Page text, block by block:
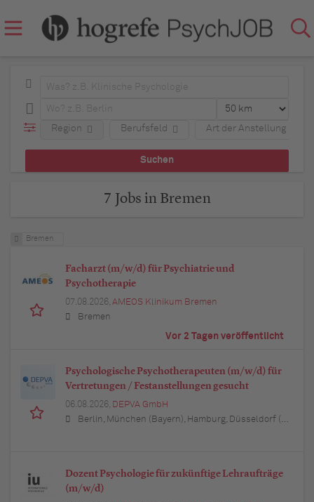
Berufsfeld Art der Anstellung
Region
7 Jobs in Bremen
Bremen
Facharzt (m/w/d) für Psychiatrie und
Psychotherapie
07.08.2026, AMEOS Klinikum Bremen
Bremen
Vor 2 Tagen veröffentlicht
Psychologische Psychotherapeuten (m/w/d) für
Vertretungen / Festanstellungen gesucht
06.08.2026, DEPVA GmbH
Berlin, München (Bayern), Hamburg, Düsseldorf (Nordrhein-Westfalen), Köln (Nordrhein-Westfalen), Essen (Nordrhein-Westfalen), Dortmund (Nordrhein-Westfalen), Stuttgart (Baden-Württemberg), Heilbronn (Baden-Württemberg), Hannover (Niedersachsen), Rostock (Mecklenburg-Vorpommern), Kiel (Schleswig-Holstein), Augsburg (Bayern), Nürnberg (Bayern), Frankfurt am Main (Hessen), Bremen, Schwerin (Mecklenburg-Vorpommern), Mainz (Rheinland-Pfalz), Saarbrücken (Saarland), Dresden (Sachsen), Magdeburg (Sachsen-Anhalt), Potsdam (Brandenburg), Erfurt (Thüringen), Würzburg (Bayern), Heilbronn (Baden-Württemberg), Leipzig (Sachsen)
Dozent Psychologie für zukünftige Lehraufträge
(m/w/d)